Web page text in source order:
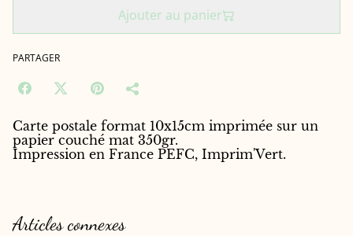
Ajouter au panier
PARTAGER
Carte postale format 10x15cm imprimée sur un
papier couché mat 350gr.
Impression en France PEFC, Imprim'Vert.
Articles connexes